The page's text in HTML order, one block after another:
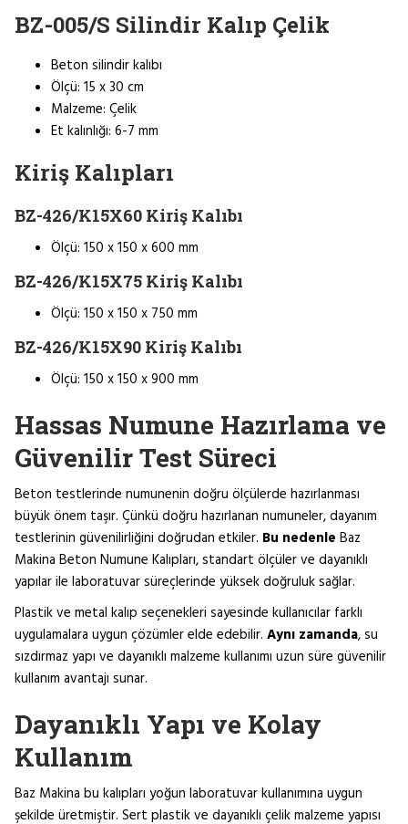
BZ-005/S Silindir Kalıp Çelik
Beton silindir kalıbı
Ölçü: 15 x 30 cm
Malzeme: Çelik
Et kalınlığı: 6-7 mm
Kiriş Kalıpları
BZ-426/K15X60 Kiriş Kalıbı
Ölçü: 150 x 150 x 600 mm
BZ-426/K15X75 Kiriş Kalıbı
Ölçü: 150 x 150 x 750 mm
BZ-426/K15X90 Kiriş Kalıbı
Ölçü: 150 x 150 x 900 mm
Hassas Numune Hazırlama ve
Güvenilir Test Süreci
Beton testlerinde numunenin doğru ölçülerde hazırlanması
büyük önem taşır. Çünkü doğru hazırlanan numuneler, dayanım
testlerinin güvenilirliğini doğrudan etkiler. Bu nedenle Baz
Makina Beton Numune Kalıpları, standart ölçüler ve dayanıklı
yapılar ile laboratuvar süreçlerinde yüksek doğruluk sağlar.
Plastik ve metal kalıp seçenekleri sayesinde kullanıcılar farklı
uygulamalara uygun çözümler elde edebilir. Aynı zamanda, su
sızdırmaz yapı ve dayanıklı malzeme kullanımı uzun süre güvenilir
kullanım avantajı sunar.
Dayanıklı Yapı ve Kolay
Kullanım
Baz Makina bu kalıpları yoğun laboratuvar kullanımına uygun
şekilde üretmiştir. Sert plastik ve dayanıklı çelik malzeme yapısı